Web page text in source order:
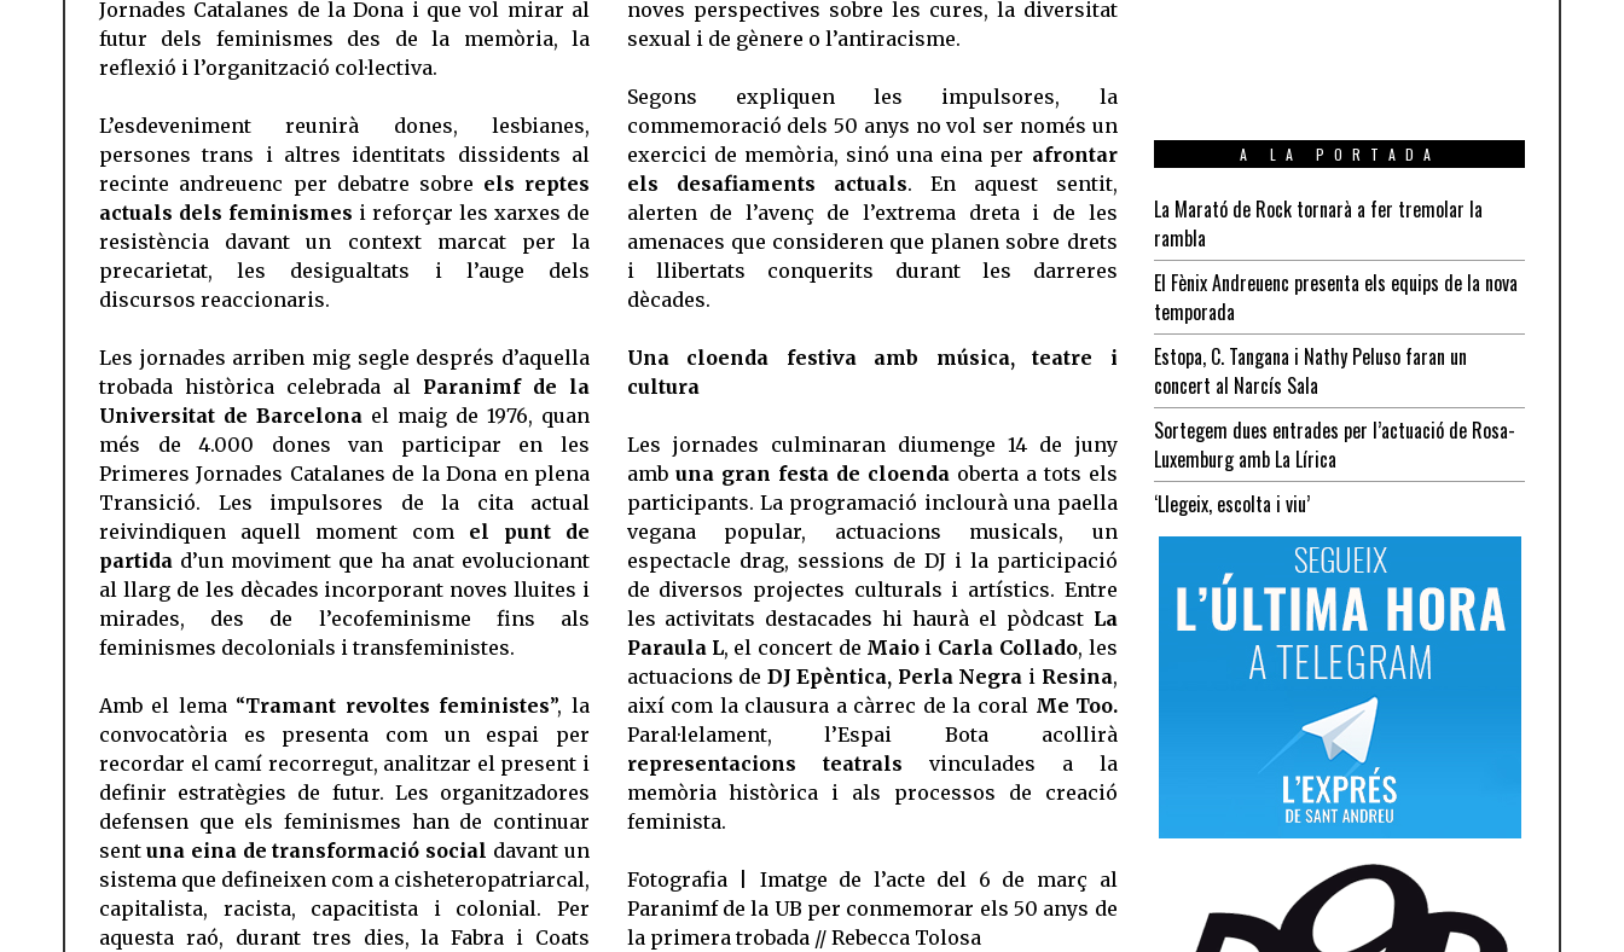
Jornades Catalanes de la Dona i que vol mirar al
futur dels feminismes des de la memòria, la
reflexió i l’organització col·lectiva.
L’esdeveniment reunirà dones, lesbianes,
persones trans i altres identitats dissidents al
recinte andreuenc per debatre sobre els reptes
actuals dels feminismes i reforçar les xarxes de
resistència davant un context marcat per la
precarietat, les desigualtats i l’auge dels
discursos reaccionaris.
Les jornades arriben mig segle després d’aquella
trobada històrica celebrada al Paranimf de la
Universitat de Barcelona el maig de 1976, quan
més de 4.000 dones van participar en les
Primeres Jornades Catalanes de la Dona en plena
Transició. Les impulsores de la cita actual
reivindiquen aquell moment com el punt de
partida d’un moviment que ha anat evolucionant
al llarg de les dècades incorporant noves lluites i
mirades, des de l’ecofeminisme fins als
feminismes decolonials i transfeministes.
Amb el lema “Tramant revoltes feministes”, la
convocatòria es presenta com un espai per
recordar el camí recorregut, analitzar el present i
definir estratègies de futur. Les organitzadores
defensen que els feminismes han de continuar
sent una eina de transformació social davant un
sistema que defineixen com a cisheteropatriarcal,
capitalista, racista, capacitista i colonial. Per
aquesta raó, durant tres dies, la Fabra i Coats
noves perspectives sobre les cures, la diversitat
sexual i de gènere o l’antiracisme.
Segons expliquen les impulsores, la
commemoració dels 50 anys no vol ser només un
exercici de memòria, sinó una eina per afrontar
els desafiaments actuals. En aquest sentit,
alerten de l’avenç de l’extrema dreta i de les
amenaces que consideren que planen sobre drets
i llibertats conquerits durant les darreres
dècades.
Una cloenda festiva amb música, teatre i
cultura
Les jornades culminaran diumenge 14 de juny
amb una gran festa de cloendaoberta a tots els
participants. La programació inclourà una paella
vegana popular, actuacions musicals, un
espectacle drag, sessions de DJ i la participació
de diversos projectes culturals i artístics. Entre
les activitats destacades hi haurà el pòdcast La
Paraula L, el concert de Maioi Carla Collado, les
actuacions de DJ Epèntica, Perla Negra iResina,
així com la clausura a càrrec de la coral Me Too.
Paral·lelament, l’Espai Bota acollirà
representacions teatrals vinculades a la
memòria històrica i als processos de creació
feminista.
Fotografia | Imatge de l’acte del 6 de març al
Paranimf de la UB per conmemorar els 50 anys de
la primera trobada // Rebecca Tolosa
A LA PORTADA
La Marató de Rock tornarà a fer tremolar la
rambla
El Fènix Andreuenc presenta els equips de la nova
temporada
Estopa, C. Tangana i Nathy Peluso faran un
concert al Narcís Sala
Sortegem dues entrades per l’actuació de Rosa-
Luxemburg amb La Lírica
‘Llegeix, escolta i viu’